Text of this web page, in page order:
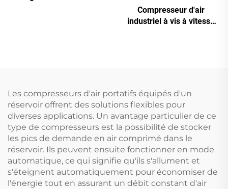
Compresseur d'air
industriel à vis à vitesse
Les compresseurs d'air portatifs équipés d'un
réservoir offrent des solutions flexibles pour
diverses applications. Un avantage particulier de ce
type de compresseurs est la possibilité de stocker
les pics de demande en air comprimé dans le
réservoir. Ils peuvent ensuite fonctionner en mode
automatique, ce qui signifie qu'ils s'allument et
s'éteignent automatiquement pour économiser de
l'énergie tout en assurant un débit constant d'air